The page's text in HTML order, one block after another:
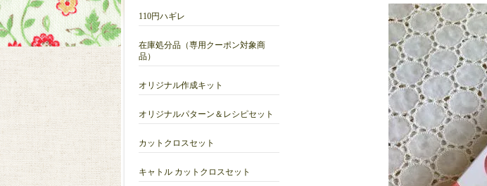
110円ハギレ
在庫処分品（専用クーポン対象商
品）
オリジナル作成キット
オリジナルパターン＆レシピセット
カットクロスセット
キャトル カットクロスセット